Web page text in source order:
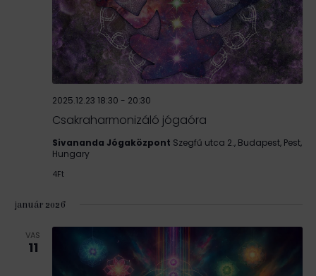
Csakraharmonizáló jógaóra
2025.12.23 18:30 - 20:30
Sivananda Jógaközpont Szegfű utca 2., Budapest, Pest,
Hungary
4Ft
január 2026
VAS
11